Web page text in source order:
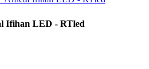
Ifihan LED - RTled